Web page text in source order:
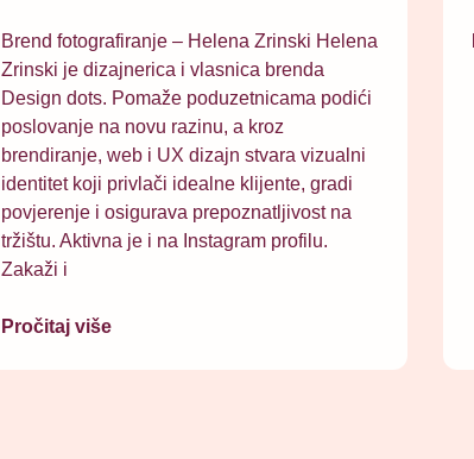
Brend fotografiranje – Helena Zrinski Helena
Zrinski je dizajnerica i vlasnica brenda
Design dots. Pomaže poduzetnicama podići
poslovanje na novu razinu, a kroz
brendiranje, web i UX dizajn stvara vizualni
identitet koji privlači idealne klijente, gradi
povjerenje i osigurava prepoznatljivost na
tržištu. Aktivna je i na Instagram profilu.
Zakaži i
Pročitaj više